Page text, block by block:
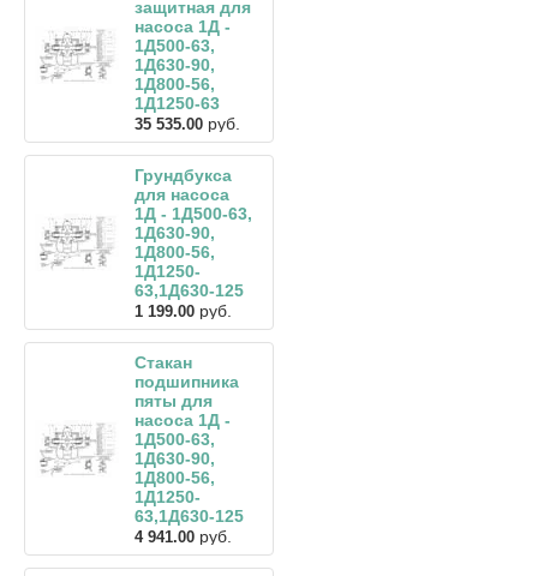
защитная для
насоса 1Д -
1Д500-63,
1Д630-90,
1Д800-56,
1Д1250-63
35 535.00 руб.
Грундбукса
для насоса
1Д - 1Д500-63,
1Д630-90,
1Д800-56,
1Д1250-
63,1Д630-125
1 199.00 руб.
Стакан
подшипника
пяты для
насоса 1Д -
1Д500-63,
1Д630-90,
1Д800-56,
1Д1250-
63,1Д630-125
4 941.00 руб.